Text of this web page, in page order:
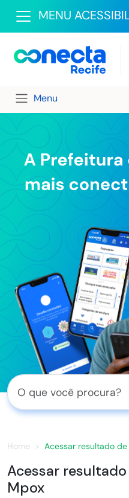
MENU
Menu
Home Acessar resultado
Acessar
Mpox